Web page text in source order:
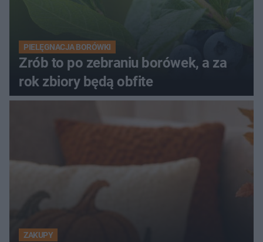
PIELĘGNACJA BORÓWKI
Zrób to po zebraniu borówek, a za
rok zbiory będą obfite
ZAKUPY